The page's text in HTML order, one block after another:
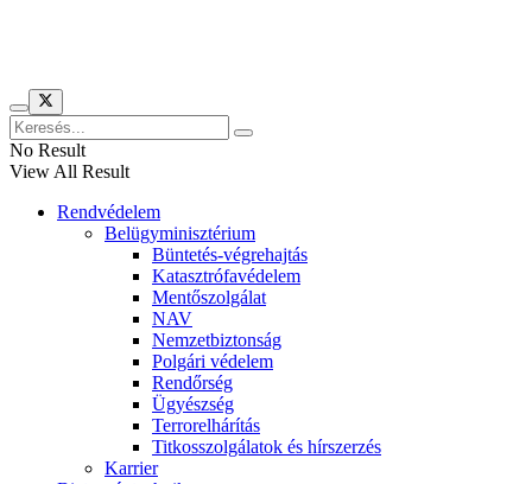
No Result
View All Result
Rendvédelem
Belügyminisztérium
Büntetés-végrehajtás
Katasztrófavédelem
Mentőszolgálat
NAV
Nemzetbiztonság
Polgári védelem
Rendőrség
Ügyészség
Terrorelhárítás
Titkosszolgálatok és hírszerzés
Karrier